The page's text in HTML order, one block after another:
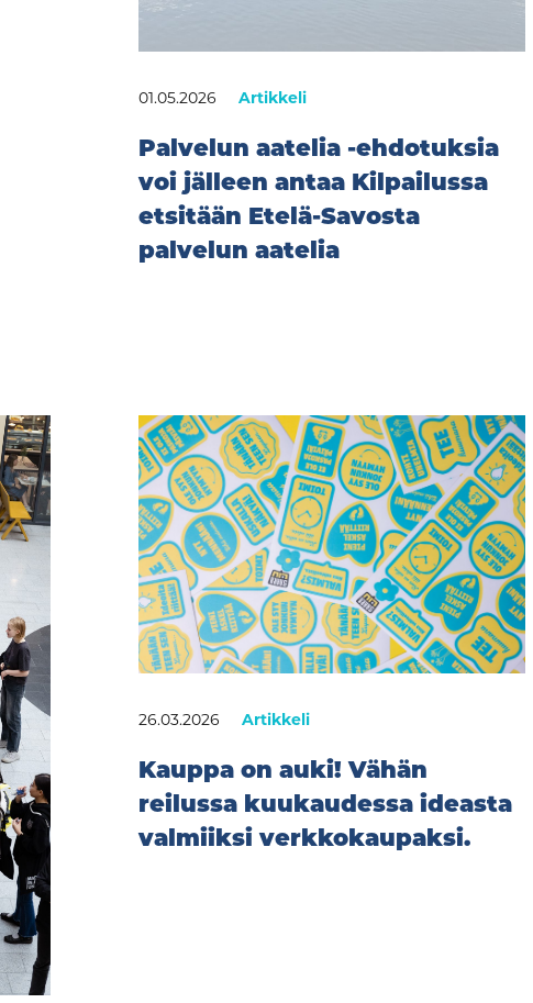
01.05.2026 Artikkeli
Palvelun aatelia -ehdotuksia
voi jälleen antaa Kilpailussa
etsitään Etelä-Savosta
palvelun aatelia
26.03.2026 Artikkeli
Kauppa on auki! Vähän
reilussa kuukaudessa ideasta
valmiiksi verkkokaupaksi.